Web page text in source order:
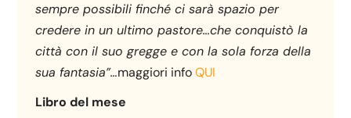
sempre possibili finché ci sarà spazio per
credere in un ultimo pastore…che conquistò la
città con il suo gregge e con la sola forza della
sua fantasia”…maggiori infoQUI
Libro del mese